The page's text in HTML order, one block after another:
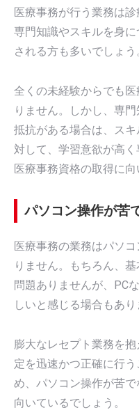
医療事務が行う業務は
専門知識やスキルを身
される方も多いでしょう
全くの未経験からでも
りません。しかし、専
抵抗がある場合は、スキ
対して、学習意欲が高
医療事務資格の取得に向
パソコン操作が苦
医療事務の業務はパソ
りません。もちろん、
問題ありませんが、PC
しいと感じる場合もあり
膨大なレセプト業務を
定を迅速かつ正確に行
め、パソコン操作が苦
向いているでしょう。